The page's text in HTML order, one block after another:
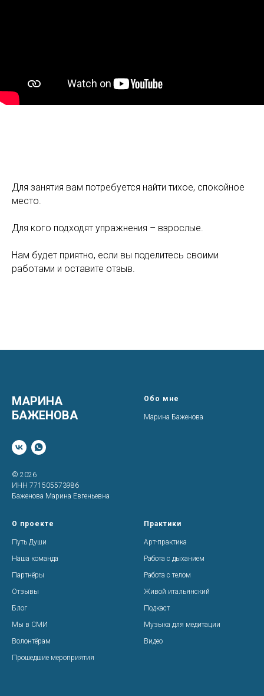
Для занятия вам потребуется найти тихое, спокойное
место.
Для кого подходят упражнения – взрослые.
Нам будет приятно, если вы поделитесь своими
работами и оставите отзыв.
МАРИНА
БАЖЕНОВА
© 2026
ИНН 771505573986
Баженова Марина Евгеньевна
Обо мне
Марина Баженова
О проекте
Путь Души
Наша команда
Партнёры
Отзывы
Блог
Мы в СМИ
Волонтёрам
Прошедшие мероприятия
Практики
Арт-практика
Работа с дыханием
Работа с телом
Живой итальянский
Подкаст
Музыка для медитации
Видео